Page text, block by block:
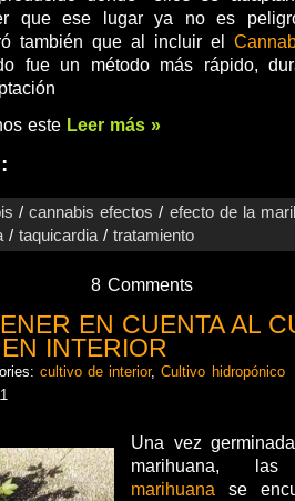
que ese lugar ya no es
también que al incluir el
fue un método más rápido,
este Leer más »
/cannabis efectos / efecto de la
/taquicardia/tratamiento
8 Comments
EN CUENTA AL
INTERIOR
cultivo de interior,Cultivo hidropónico
Una vez
marihuana,
marihuanase